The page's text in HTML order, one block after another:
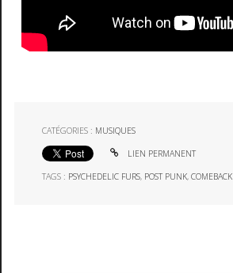
CATÉGORIES : MUSIQUES
LIEN PERMANENT
TAGS : PSYCHEDELIC FURS, POST PUNK,COMEBACK